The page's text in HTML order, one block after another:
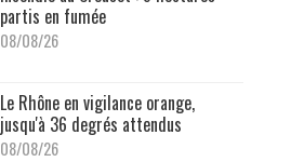
partis en fumée
08/08/26
Le Rhône en vigilance orange,
jusqu'à 36 degrés attendus
08/08/26